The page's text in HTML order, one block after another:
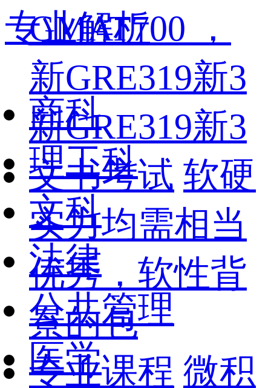
专业解析
商科
理工科
文科
法律
公共管理
医学
GMAT700 ，
新GRE319新3
新GRE319新3
文书考试 软硬
实力均需相当
优秀，软性背
景的包
专业课程 微积